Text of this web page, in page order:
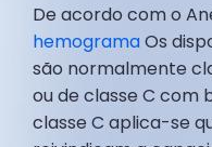
De acordo com o
hemogramaOs
são normalmente
ou de classe C com
classe C aplica-se